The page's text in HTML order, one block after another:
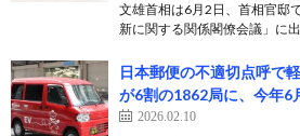
文雄首相は6月2日、首相官邸
新に関する関係閣僚会議」に
日本郵便の不適切点呼で
が6割の1862局に、今年
2026.02.10